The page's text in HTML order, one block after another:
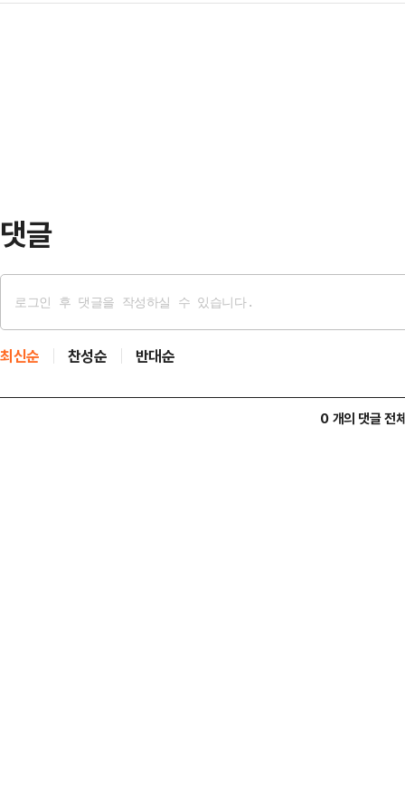
성이 높다. 여야 대치가 지…
댓글
최신순 찬성순 반대순
0 개의 댓글 전